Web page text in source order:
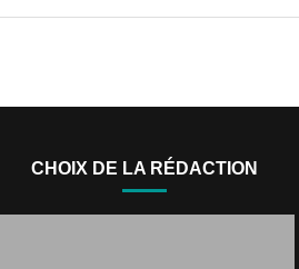
CHOIX DE LA RÉDACTION